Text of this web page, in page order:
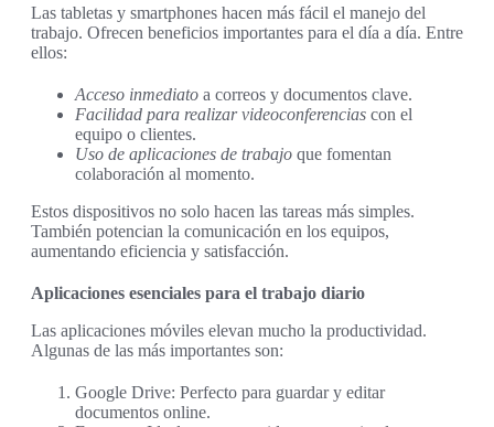
Las tabletas y smartphones hacen más fácil el manejo del
trabajo. Ofrecen beneficios importantes para el día a día. Entre
ellos:
Acceso inmediato a correos y documentos clave.
Facilidad para realizar videoconferencias con el
equipo o clientes.
Uso de aplicaciones de trabajo que fomentan
colaboración al momento.
Estos dispositivos no solo hacen las tareas más simples.
También potencian la comunicación en los equipos,
aumentando eficiencia y satisfacción.
Aplicaciones esenciales para el trabajo diario
Las aplicaciones móviles elevan mucho la productividad.
Algunas de las más importantes son:
Google Drive: Perfecto para guardar y editar
documentos online.